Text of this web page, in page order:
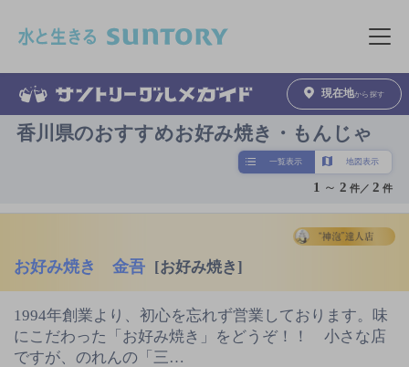
メニュ
現在地から探す
香川県のおすすめお好み焼き・もんじゃ
一覧表示 地図表示
1 ～ 2 件／2 件
お好み焼き 金吾 [お好み焼き]
1994年創業より、初心を忘れず営業しております。味
にこだわった「お好み焼き」をどうぞ！！ 小さな店
ですが、のれんの「三…